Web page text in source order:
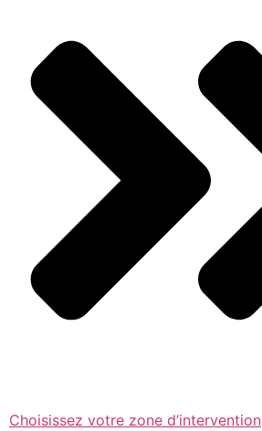
Choisissez votre zone d’intervention